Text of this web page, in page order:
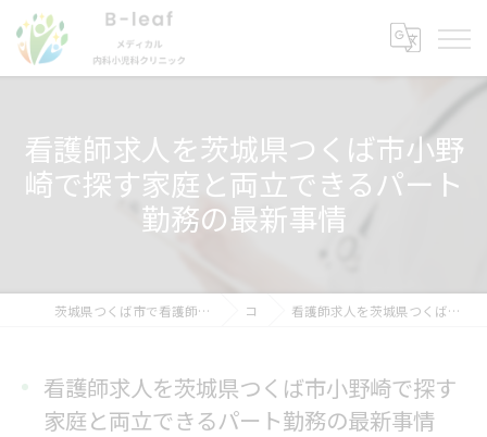
看護師求人を茨城県つくば市小野
崎で探す家庭と両立できるパート
勤務の最新事情
茨城県つくば市で看護師の求人ならB-leafメディカル内科小児科クリニック コラム 看護師求人を茨城県つくば市小野崎で探す家庭と両立できるパート勤務の最新事情
看護師求人を茨城県つくば市小野崎で探す
家庭と両立できるパート勤務の最新事情